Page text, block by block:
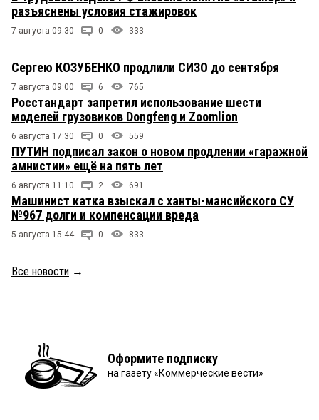
разъяснены условия стажировок
7 августа 09:30 0 333
Сергею КОЗУБЕНКО продлили СИЗО до сентября
7 августа 09:00 6 765
Росстандарт запретил использование шести
моделей грузовиков Dongfeng и Zoomlion
6 августа 17:30 0 559
ПУТИН подписал закон о новом продлении «гаражной
амнистии» ещё на пять лет
6 августа 11:10 2 691
Машинист катка взыскал с ханты-мансийского СУ
№967 долги и компенсации вреда
5 августа 15:44 0 833
Все новости →
Оформите подписку
на газету «Коммерческие вести»